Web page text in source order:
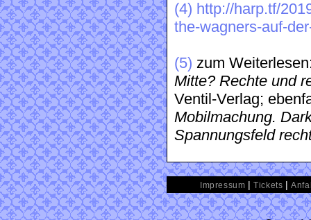
(4) http://harp.tf/
the-wagners-auf-
(5) zum
Mitte? Rechte und
Ventil-Verlag;
Mobilmachung.
Spannungsfeld
Impressum |Tickets |